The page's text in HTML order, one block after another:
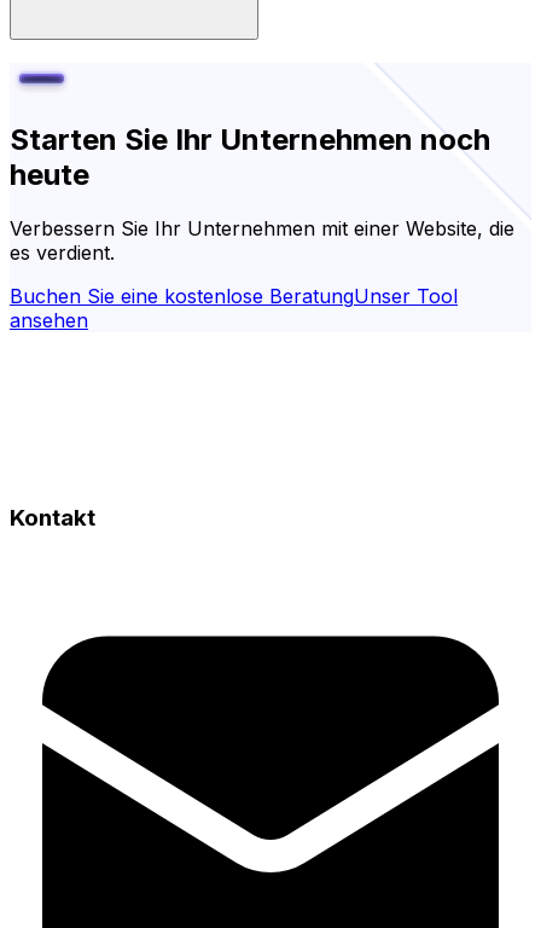
Starten Sie Ihr Unternehmen noch
heute
Verbessern Sie Ihr Unternehmen mit einer Website, die
es verdient.
Buchen Sie eine kostenlose BeratungUnser Tool
ansehen
Kontakt